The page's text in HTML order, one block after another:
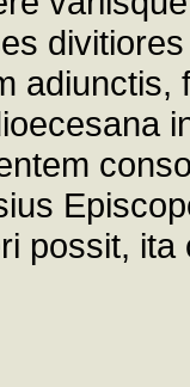
adiunctis,
possit,